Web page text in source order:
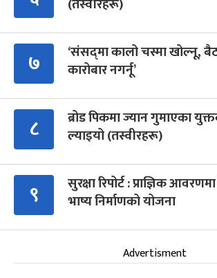
(तस्वीरहरू)
७
‘संसद्‍मा कालो चस्मा खोल्नू,
कारोबार नगर्नू’
८
ब्रोड पिकमा ज्यान गुमाएका
ल्याइयो (तस्वीरहरू)
९
सुरक्षा रिपोर्ट : प्राज्ञिक
भाष्य निर्माणको योजना
Advertisment